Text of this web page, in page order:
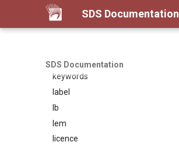
SDS Documentation
SDS Documentation
hi
history
item
keywords
label
lb
lem
licence